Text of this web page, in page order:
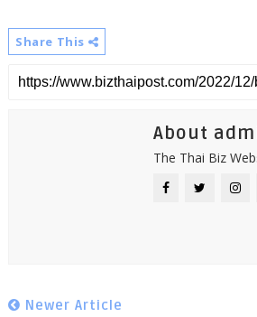
Share This
About
The Thai Biz
Newer Article